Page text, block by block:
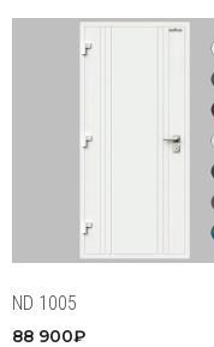
ND 1005
88 900₽